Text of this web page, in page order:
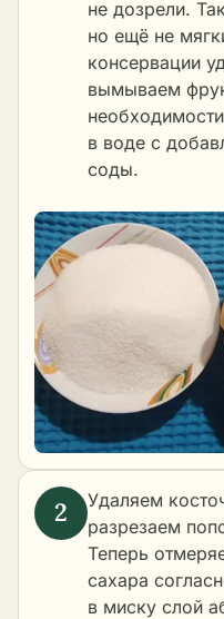
не дозрели.
но ещё не
консервации
вымываем
в воде с
соды.
Удаляем
разрезаем
Теперь
сахара
в миску слой